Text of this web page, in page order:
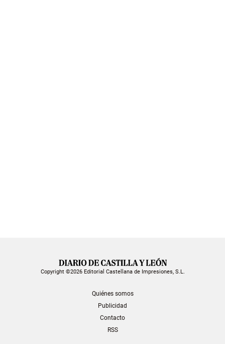
Copyright ©2026 Editorial Castellana de Impresiones, S.L.
Quiénes somos
Publicidad
Contacto
RSS